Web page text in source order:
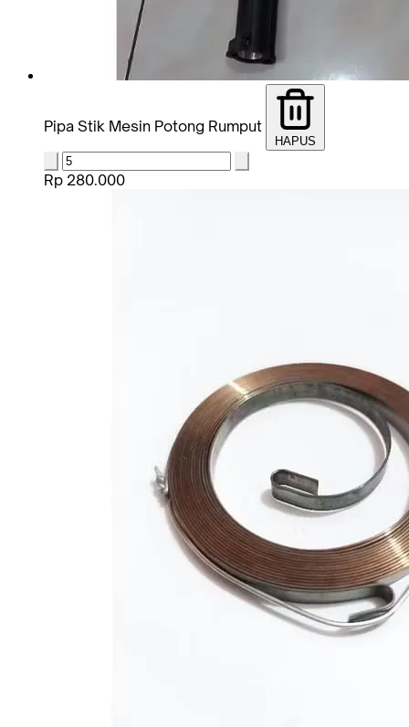
Pipa Stik Mesin Potong Rumput
HAPUS
Rp 280.000